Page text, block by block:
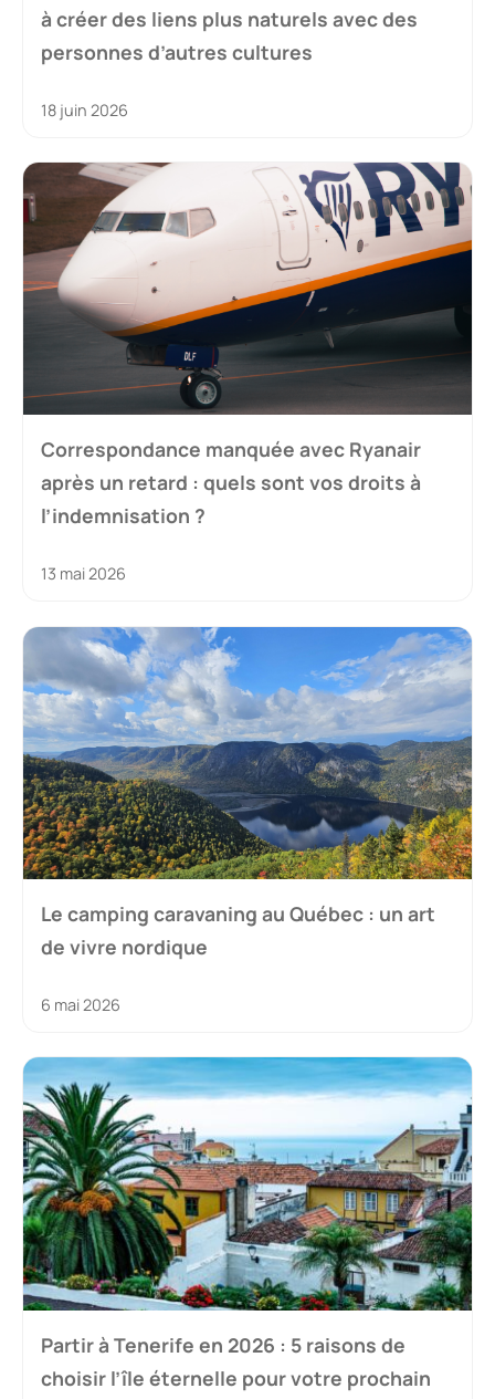
à créer des liens plus naturels avec des
personnes d’autres cultures
18 juin 2026
Correspondance manquée avec Ryanair
après un retard : quels sont vos droits à
l’indemnisation ?
13 mai 2026
Le camping caravaning au Québec : un art
de vivre nordique
6 mai 2026
Partir à Tenerife en 2026 : 5 raisons de
choisir l’île éternelle pour votre prochain